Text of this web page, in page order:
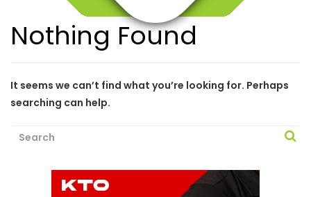
i
Nothing Found
It seems we can’t find what you’re looking for. Perhaps
searching can help.